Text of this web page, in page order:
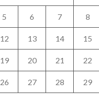
5 6 7 8
12 13 14 15
19 20 21 22
26 27 28 29
ÖV-NEWS CH
Tramhaltestelle
Fahrplan 2026:
diversen Linien